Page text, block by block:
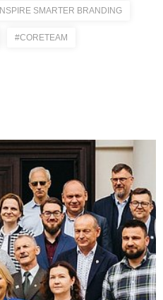
INSPIRE SMARTER BRANDING
#CORETEAM